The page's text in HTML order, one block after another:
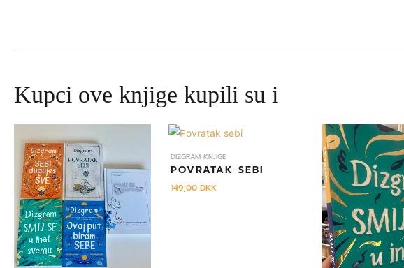
Kupci ove knjige kupili su i
Izvorna
cijena
bila
je:
695,00 DKK.
Trenutna
645,00 DKK.
DIZGRAM KNJIGE
POVRATAK SEBI
149,00 DKK